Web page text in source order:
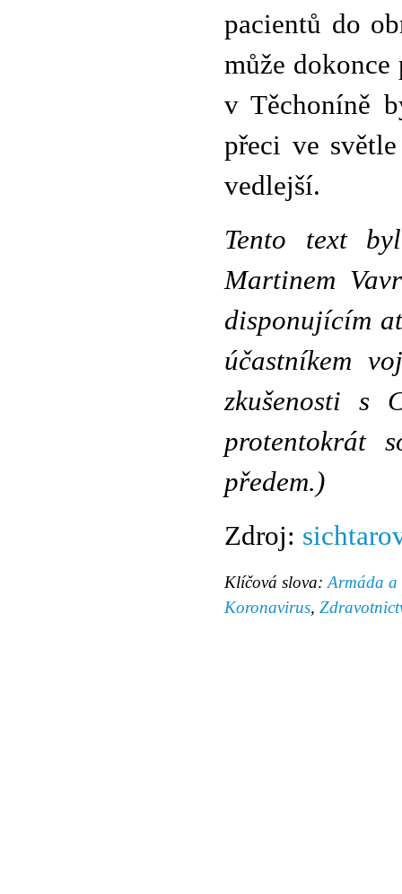
pacientů do
může
v Těchoníně
přeci ve
vedlejší.
Tento text
Martinem
disponujícím
účastníkem
zkušenosti s
protentokrát
předem.)
Zdroj:
Klíčová slova: Armáda a
Koronavirus,